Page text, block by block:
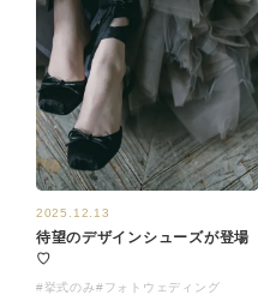
2025.12.13
待望のデザインシューズが登場
♡
#挙式のみ#フォトウェディング